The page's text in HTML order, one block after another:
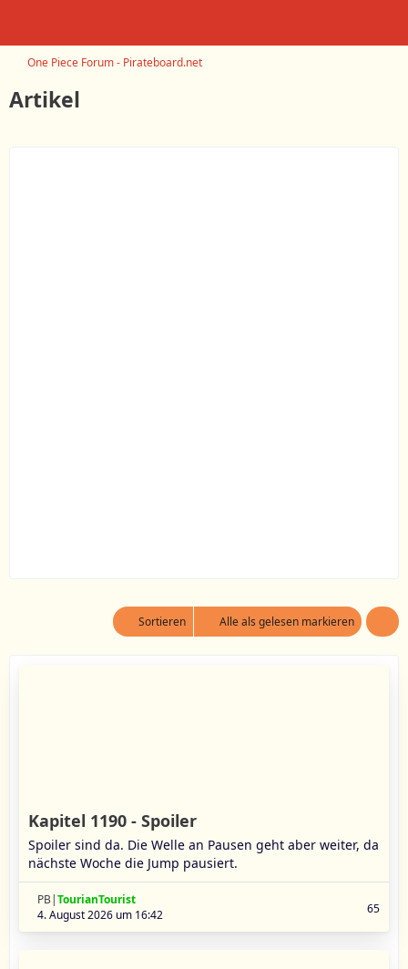
One Piece Forum - Pirateboard.net
Artikel
Sortieren Alle als gelesen markieren
Kapitel 1190 - Spoiler
Spoiler sind da. Die Welle an Pausen geht aber weiter, da
nächste Woche die Jump pausiert.
PB|TourianTourist
4. August 2026 um 16:42
65